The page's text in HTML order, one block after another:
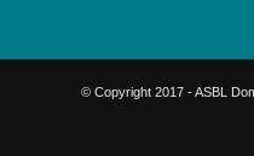
© Copyright 2017 - ASBL